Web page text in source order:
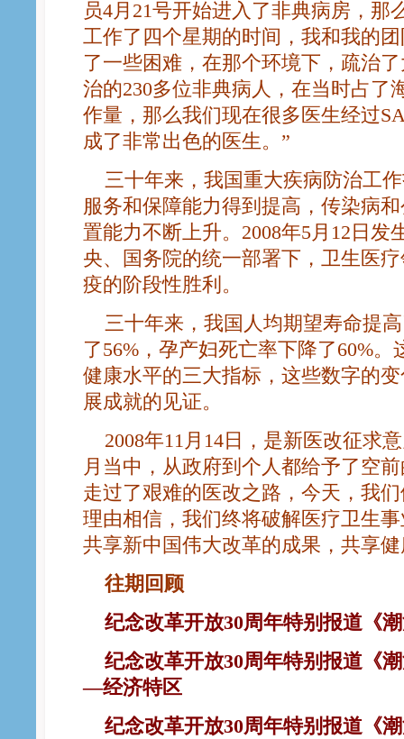
员4月21号开始进入了非典病房，那
工作了四个星期的时间，我和我的
了一些困难，在那个环境下，疏治
治的230多位非典病人，在当时占了
作量，那么我们现在很多医生经过
成了非常出色的医生。”
三十年来，我国重大疾病防治工
服务和保障能力得到提高，传染病
置能力不断上升。2008年5月12日发
央、国务院的统一部署下，卫生医
疫的阶段性胜利。
三十年来，我国人均期望寿命提
了56%，孕产妇死亡率下降了60%
健康水平的三大指标，这些数字的
展成就的见证。
2008年11月14日，是新医改征求
月当中，从政府到个人都给予了空
走过了艰难的医改之路，今天，我
理由相信，我们终将破解医疗卫生
共享新中国伟大改革的成果，共享
往期回顾
纪念改革开放30周年特别报道《
纪念改革开放30周年特别报道《
—经济特区
纪念改革开放30周年特别报道《